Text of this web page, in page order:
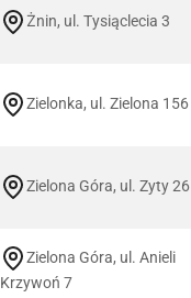
Żnin, ul. Tysiąclecia 3
Zielonka, ul. Zielona 156
Zielona Góra, ul. Zyty 26
Zielona Góra, ul. Anieli
Krzywoń 7